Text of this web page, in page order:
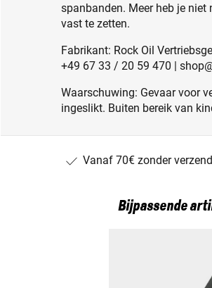
spanbanden. Meer heb je
vast te zetten.
Fabrikant: Rock Oil
+49 67 33 / 20 59 470 |
Waarschuwing: Gevaar voor
ingeslikt. Buiten bereik van
Vanaf 70€ zonder
Bijpassende